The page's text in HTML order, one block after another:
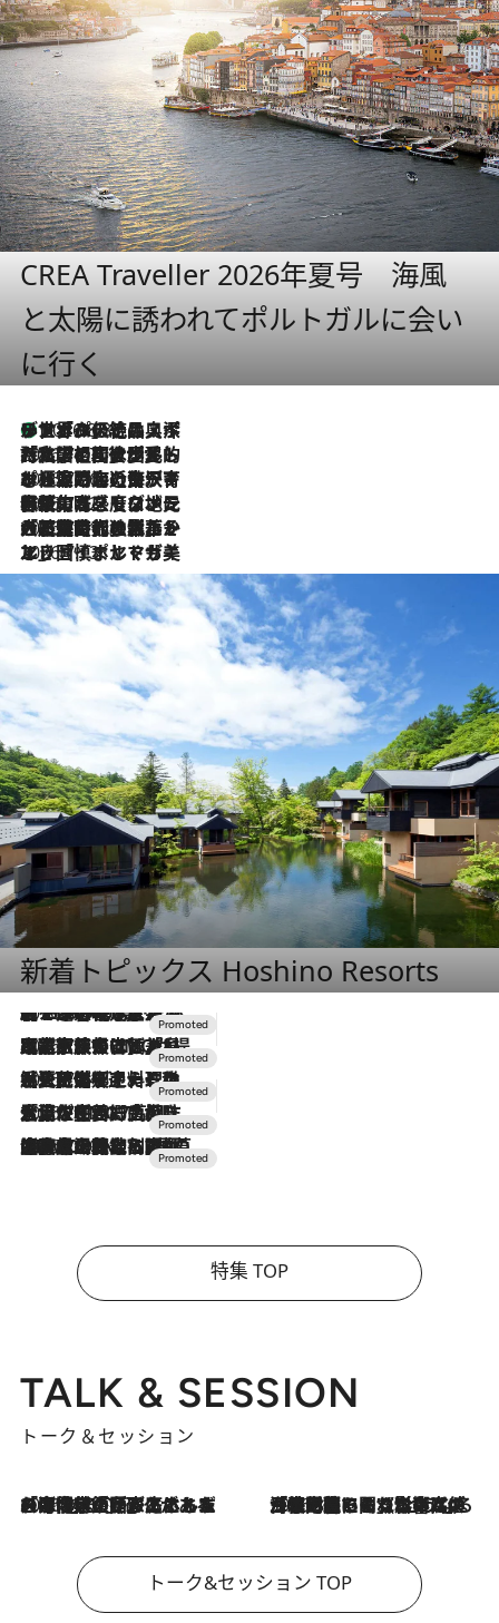
CREA Traveller 2026年夏号 海風
と太陽に誘われてポルトガルに会い
に行く
2026.8.8
リスボンの絶品スイーツ「パステル・デ・ナタ」とは？ポルトガル伝統の奥深い世界へ
2026.7.27
「私の祖国はポルトガル語です」国民的詩人フェルナンド・ペソアと、彼が愛した文学の街を歩く
2026.7.26
ポルトガル近海が育む極上の海の幸。キリリと冷えた白ワインと愉しむ、シーフード専門店の贅沢
2026.7.22
伝統の味をモダンに昇華。高感度な地元客が集う、リスボンの最旬ガストロノミー
2026.7.21
大航海時代の栄華から、震災、独裁、そして革命へ。ポルトガル・首都リスボンの石畳に刻まれた「歴史の光と影」
2026.7.13
エッセイ・ヤマザキマリ「慎ましくも美しき国 ポルトガル」
新着トピックス Hoshino Resorts
2026.8.7
【トンボの足水浴】ヒノキの香りに包まれて涼感マックス！約13℃の湧水かけ流しを避暑地「星野温泉 トンボの湯」で体験
2026.7.31
【ホテル帰省】という選択肢をOMOが提案。家族とほどよい距離を保つには「昼は実家、夜は気兼ねなくホテルで！」
2026.7.24
【夏限定ディナーコース】旬を迎える稚鮎や花ズッキーニなどをイタリア・トスカーナの郷土料理の手法で満喫！
2026.7.17
「土佐和ハーブかき氷」がOMO7高知に登場！生姜、山椒、大葉など目にも舌にも涼を呼ぶ郷土の味
2026.7.10
NEW OPEN！【界 草津】名湯の地に誕生。趣の異なる2種の温泉と上州ならではの会席・蕎麦割烹など美食を味わう究極の癒やし旅
特集 TOP
TALK & SESSION
トーク＆セッション
2026.8.3
「今後値上げがあるとすれば…」「リスクがあるのは今年の冬」エネルギー専門家が語る、ホルムズ海峡封鎖が家庭にもたらす“ある心配” 2026.8.3
「住宅建てられない…」「サーチャージ料の高値が続いている」ホルムズ海峡封鎖による影響はいつまで続く？《エネルギー専門家に聞く“どうなる日本の暮らし”》
トーク&セッション TOP